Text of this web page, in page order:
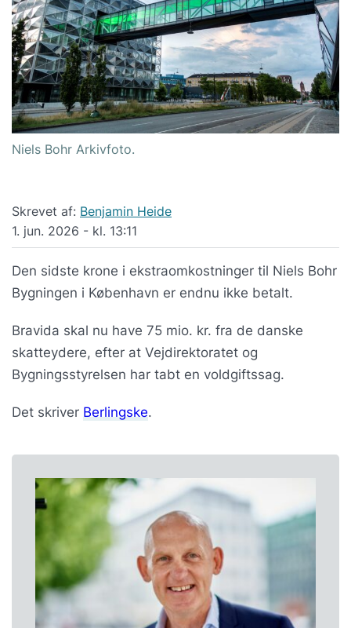
Niels Bohr Arkivfoto.
Skrevet af: Benjamin Heide
1. jun. 2026 - kl. 13:11
Den sidste krone i ekstraomkostninger til Niels Bohr
Bygningen i København er endnu ikke betalt.
Bravida skal nu have 75 mio. kr. fra de danske
skatteydere, efter at Vejdirektoratet og
Bygningsstyrelsen har tabt en voldgiftssag.
Det skriver Berlingske.